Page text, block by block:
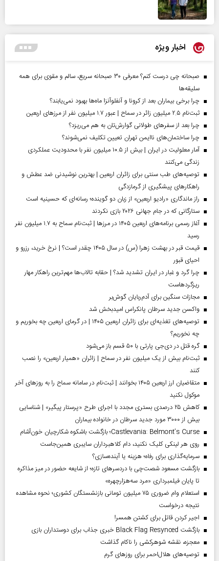
اخبار ویژه
صبحانه چی درست کنم؟ معرفی ۳۰ صبحانه سریع، سالم و مقوی برای همه
سلیقه‌ها
چرا برخی بیماران بعد از کرونا و آنفلوآنزا ماه‌ها بهبود نمی‌یابند؟
ثبت‌نام ۲.۵ میلیون زائر در سماح | عبور ۱.۷ میلیون نفر از مرز‌های اربعین
چرا بعد از سفرهای طولانی گوارش‌تان به هم می‌ریزد؟
چرا ساختمان‌های ناایمن تهران تعیین تکلیف نمی‌شوند؟
آمار معلولیت در ایران | بیش از ۱۰.۵ میلیون نفر با محدودیت عملکردی
زندگی می‌کنند
توصیه‌های طب سنتی برای زائران اربعین | بهترین نوشیدنی ضد عطش و
راهکارهای پیشگیری از گرمازدگی
راز ماندگاری «رادیو اربعین» از زبان دو گوینده؛ رسانه‌ای که حسینیه است
ستارگانی که در جام جهانی ۲۰۲۶ بازی نکردند
آغاز رسمی برنامه‌های اربعین ۱۴۰۵ در مرز‌ها | ثبت‌نام سماح به ۱.۷ میلیون نفر
رسید
قیمت قبر در بهشت زهرا (س) در سال ۱۴۰۵ چقدر است؟ | نرخ خرید، رزرو و
احیای قبور
چرا گرد و غبار در ایران تشدید شد؟ | حقابه تالاب‌ها مهم‌ترین راهکار مهار
ریزگردهاست
مجازات سنگین برای آدم‌ربایان گوش‌بر
واکسن جدید سرطان پانکراس امیدبخش شد
توصیه‌های تغذیه‌ای برای زائران اربعین ۱۴۰۵ | در گرمای اربعین چه بخوریم و
چه نخوریم؟
گره قتل در دی‌جی پارتی با ۵۰ قسم باز می‌شود
ثبت‌نام بیش از یک میلیون نفر در سماح | زائران «همیار اربعین» را نصب
کنند
متقاضیان ارز اربعین ۱۴۰۵ بخوانند | ثبت‌نام در سامانه سماح را به روز‌های آخر
موکول نکنید
کاهش ۲۵ درصدی بستری مجدد با اجرای طرح «پرستار پیگیر» | شناسایی
بیش از ۳۰۰۰ مورد جدید سرطان در خانواده بیماران
Castlevania: Belmont’s Curse؛ بازگشت باشکوه شکارچیان خون‌آشام
روی هر لینکی کلیک نکنید، دام کلاهبرداران سایبری همین‌جاست
سرمایه‌گذاری برای رفاه؛ هزینه یا آینده‌سازی؟
بازگشت مسعود شصت‌چی با دردسر‌های تازه؛ از شایعه حضور در میز مذاکره
تا پایان فیلمبرداری «مرد سه‌هزارچهره»
استعلام وام ضروری ۷۵ میلیون تومانی بازنشستگان کشوری؛ نحوه مشاهده
نتیجه درخواست
اجیر کردن قاتل برای کشتن همسر!
بازگشت Black Flag Resynced خبری جذاب برای دوستداران بازی
معجزه، نقشه شوهرکشی را ناکام گذاشت
توصیه‌های هلال‌احمر برای روز‌های گرم